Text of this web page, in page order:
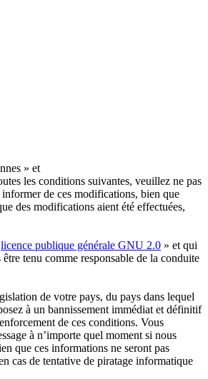
» et
les conditions suivantes, veuillez ne pas
de ces modifications, bien que
des modifications aient été effectuées,
licence publique générale GNU 2.0 » et qui
tenu comme responsable de la conduite
de votre pays, du pays dans lequel
à un bannissement immédiat et définitif
de ces conditions. Vous
à n’importe quel moment si nous
que ces informations ne seront pas
cas de tentative de piratage informatique